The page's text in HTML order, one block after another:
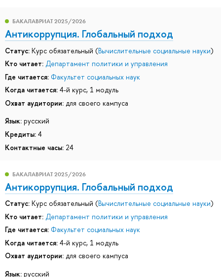
БАКАЛАВРИАТ 2025/2026
Антикоррупция. Глобальный подход
Статус: Курс обязательный (Вычислительные социальные науки)
Кто читает: Департамент политики и управления
Где читается: Факультет социальных наук
Когда читается: 4-й курс, 1 модуль
Охват аудитории: для своего кампуса
Язык: русский
Кредиты: 4
Контактные часы: 24
БАКАЛАВРИАТ 2025/2026
Антикоррупция. Глобальный подход
Статус: Курс обязательный (Вычислительные социальные науки)
Кто читает: Департамент политики и управления
Где читается: Факультет социальных наук
Когда читается: 4-й курс, 1 модуль
Охват аудитории: для своего кампуса
Язык: русский